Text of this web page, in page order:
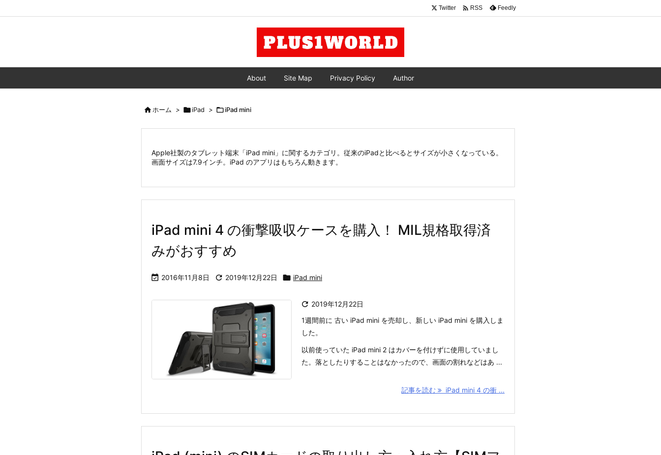
About Site Map Privacy Policy Author
Twitter  RSS Feedly
ホーム > iPad > iPad mini
Apple社製のタブレット端末「iPad mini」に関するカテゴリ。従来のiPadと比べるとサイズが小さくなっている。
画面サイズは7.9インチ。iPad のアプリはもちろん動きます。
iPad mini 4 の衝撃吸収ケースを購入！ MIL規格取得済
みがおすすめ
 2016年11月8日  2019年12月22日  iPad mini
 2019年12月22日
1週間前に 古い iPad mini を売却し、新しい iPad mini を購入しま
した。
以前使っていた iPad mini 2 はカバーを付けずに使用していまし
た。落としたりすることはなかったので、画面の割れなどはあ ...
記事を読む iPad mini 4 の衝 ...